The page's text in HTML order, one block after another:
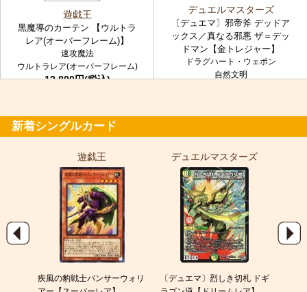
遊戯王
黒魔導のカーテン 【ウルトラ
レア(オーバーフレーム)】
速攻魔法
ウルトラレア(オーバーフレーム)
12,800円(税込)
デュエルマスターズ
〔デュエマ〕邪帝斧 デッドア
ックス／真なる邪悪 ザ＝デッ
ドマン【金トレジャー】
ドラグハート・ウェポン
自然文明
新着シングルカード
遊戯王
疾風の豹戦士パンサーウォリ
デュエルマスターズ
〔デュエマ〕烈しき切札 ドギ